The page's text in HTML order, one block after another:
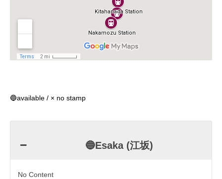
🔵available / × no stamp
🔵Esaka (江坂)
No Content